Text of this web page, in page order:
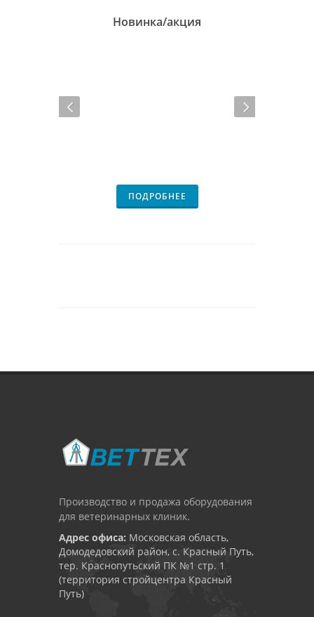
Новинка/акция
ПОДРОБНЕЕ
Производство и продажа оборудования
для ветеринарных клиник.
Адрес офиса: Московская область,
Домодедовский район, с. Красный Путь,
тер. Краснопутьский ПК №1 стр. 1
(территория стройцентра Красный
Путь)